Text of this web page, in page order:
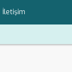
İletişim